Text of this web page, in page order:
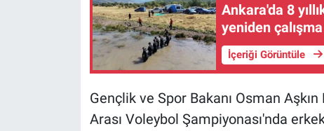
Ankara'da 8
yeniden çalışma
İçeriği Görüntüle
Gençlik ve Spor Bakanı Osman
Arası Voleybol Şampiyonası'nda